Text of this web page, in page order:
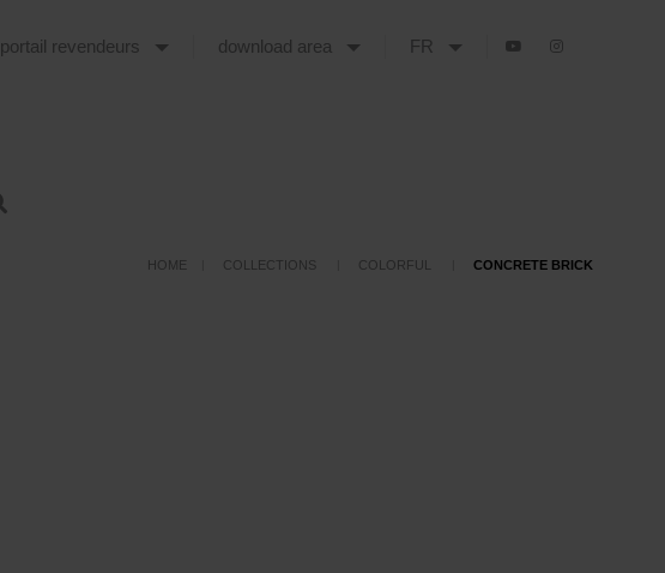
portail revendeurs download area FR
HOME COLLECTIONS COLORFUL CONCRETE BRICK